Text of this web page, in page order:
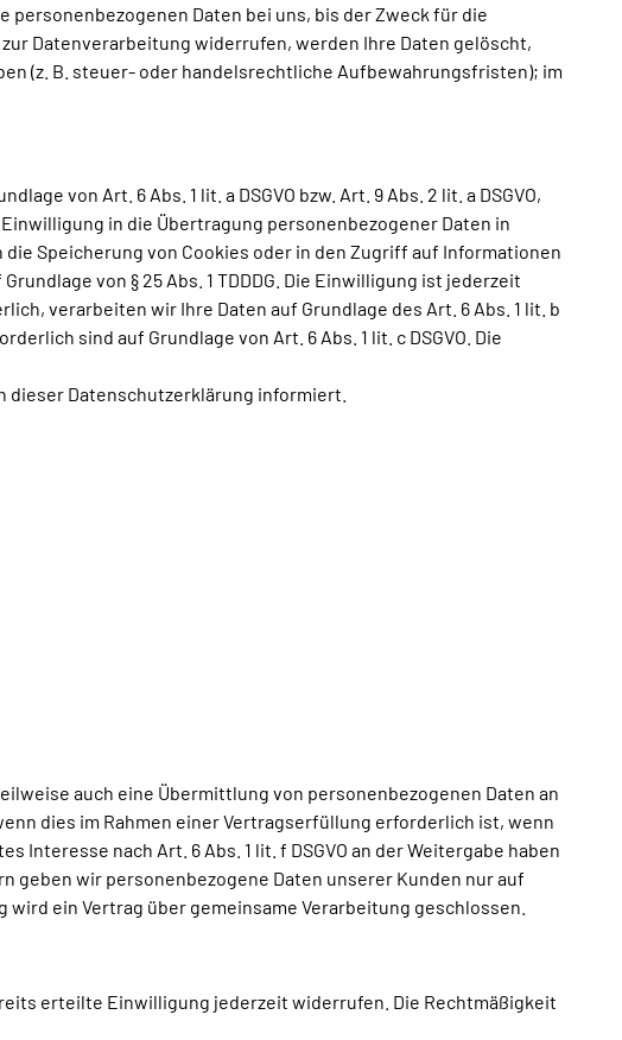
Daten bei uns, bis der Zweck für die
Datenverarbeitung widerrufen, werden Ihre Daten gelöscht,
(z. B. steuer- oder handelsrechtliche Aufbewahrungsfristen); im
von Art. 6 Abs. 1 lit. a DSGVO bzw. Art. 9 Abs. 2 lit. a DSGVO,
in die Übertragung personenbezogener Daten in
Speicherung von Cookies oder in den Zugriff auf Informationen
von § 25 Abs. 1 TDDDG. Die Einwilligung ist jederzeit
verarbeiten wir Ihre Daten auf Grundlage des Art. 6 Abs. 1 lit. b
sind auf Grundlage von Art. 6 Abs. 1 lit. c DSGVO. Die
dieser Datenschutzerklärung informiert.
auch eine Übermittlung von personenbezogenen Daten an
dies im Rahmen einer Vertragserfüllung erforderlich ist, wenn
nach Art. 6 Abs. 1 lit. f DSGVO an der Weitergabe haben
wir personenbezogene Daten unserer Kunden nur auf
ein Vertrag über gemeinsame Verarbeitung geschlossen.
erteilte Einwilligung jederzeit widerrufen. Die Rechtmäßigkeit